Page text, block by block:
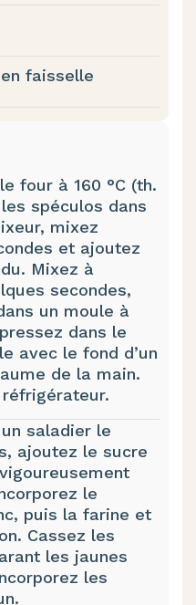
faisselle
four à 160 °C (th.
spéculos dans
mixez
et ajoutez
Mixez à
secondes,
un moule à
dans le
avec le fond d’un
de la main.
saladier le
ajoutez le sucre
le
puis la farine et
Cassez les
les jaunes
les